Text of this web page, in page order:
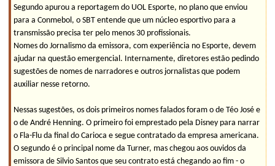
Segundo apurou a reportagem do UOL Esporte, no plano que enviou
para a Conmebol, o SBT entende que um núcleo esportivo para a
transmissão precisa ter pelo menos 30 profissionais.
Nomes do Jornalismo da emissora, com experiência no Esporte, devem
ajudar na questão emergencial. Internamente, diretores estão pedindo
sugestões de nomes de narradores e outros jornalistas que podem
auxiliar nesse retorno.
Nessas sugestões, os dois primeiros nomes falados foram o de Téo José e
o de André Henning. O primeiro foi emprestado pela Disney para narrar
o Fla-Flu da final do Carioca e segue contratado da empresa americana.
O segundo é o principal nome da Turner, mas chegou aos ouvidos da
emissora de Silvio Santos que seu contrato está chegando ao fim - o